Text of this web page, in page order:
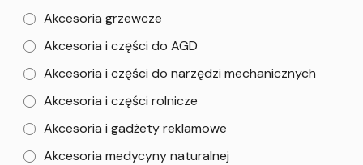
Akcesoria grzewcze
Akcesoria i części do AGD
Akcesoria i części do narzędzi mechanicznych
Akcesoria i części rolnicze
Akcesoria i gadżety reklamowe
Akcesoria medycyny naturalnej